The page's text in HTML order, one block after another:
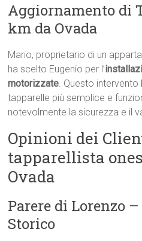
Aggiornamento di
km da Ovada
Mario, proprietario di un
ha scelto Eugenio per l’
motorizzate. Questo intervento
tapparelle più semplice e
notevolmente la sicurezza e il
Opinioni dei
tapparellista
Ovada
Parere di Lorenzo
Storico